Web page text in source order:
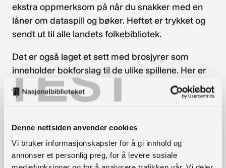
TEST
Denne nettsiden anvender cookies
Vi bruker informasjonskapsler for å gi innhold og
annonser et personlig preg, for å levere sosiale
ekstra oppmerksom på når du snakker med en
låner om dataspill og bøker. Heftet er trykket og
sendt ut til alle landets folkebibliotek.
Det er også laget et sett med brosjyrer som
inneholder bokforslag til de ulike spillene. Her er
det brukt appellfaktorer for å finne bøker som
kan interessere gameren.
heftet og
brosjyren
e